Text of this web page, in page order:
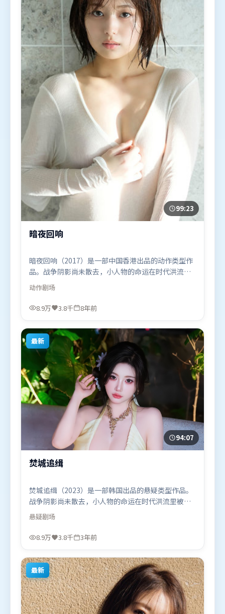
99:23
暗夜回响
暗夜回响（2017）是一部中国香港出品的动作类型作
品。战争阴影尚未散去，小人物的命运在时代洪流里
被轻轻托起又放下。视听风格统一而富有实验感，配
乐与画面情绪贴合。由娄烨执导，木村拓哉、孙艺
珍、梁朝伟，基里安·墨菲、肖战等联袂出演。影片
线，适合喜欢动作题材的观众观看。
动作剧场
8.9万 3.8千 8年前
最新
94:07
焚城追缉
焚城追缉（2023）是一部韩国出品的悬疑类型作品。
战争阴影尚未散去，小人物的命运在时代洪流里被轻
轻托起又放下。摄影与美术共同营造出强烈地域气
质，增强沉浸感。由让-皮埃尔·热内执导，艾米莉·
布朗特、古天乐、胡歌，刘亦菲、章子怡、杨幂等联
首映上线，适合喜欢悬疑题材的观众观看。
悬疑剧场
8.9万 3.8千 3年前
最新